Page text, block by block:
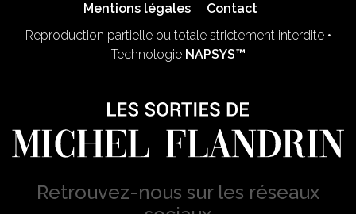
Mentions légales
Contact
Reproduction partielle ou totale strictement interdite •
Technologie NAPSYS™
Retrouvez-nous sur les réseaux